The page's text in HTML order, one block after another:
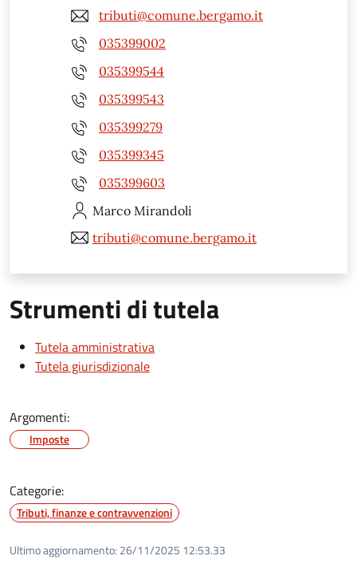
tributi@comune.bergamo.it
035399002
035399544
035399543
035399279
035399345
035399603
Marco Mirandoli
tributi@comune.bergamo.it
Strumenti di tutela
Tutela amministrativa
Tutela giurisdizionale
Argomenti:
Imposte
Categorie:
Tributi, finanze e contravvenzioni
Ultimo aggiornamento: 26/11/2025 12:53.33